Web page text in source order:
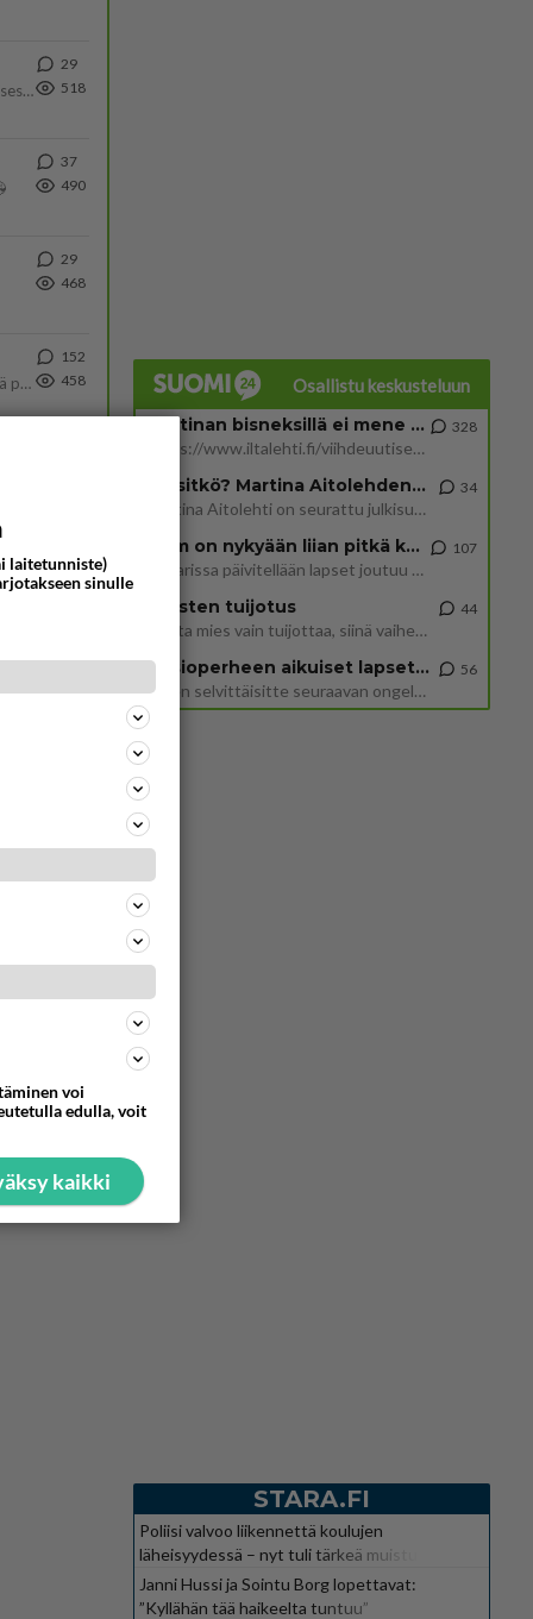
Yhtä paljon, kuin minä sinusta? Haaveissa ollaan kahdestaan, rauhassa ja lähennytään fyysisesti ja tutustutaan syvemmin
29
518
37
490
29
468
Tulevat tänne palstalle haukkumaan miehiä ja naljailemaan miehelle, kehuvat olevansa heitä parempia. Itse asuvat MIEHE
152
458
Osallistu keskusteluun
Martinan bisneksillä ei mene hyvin
https://www.iltalehti.fi/viihdeuutiset/a/c46da6ab-340f-4790-aaa7-0865eed2336 Yrityksen konkurssihakemus on tullut kärä
328
Tiesitkö? Martina Aitolehden isäpuoli on tämä suosittu laulaja
Martina Aitolehti on seurattu julkisuuden henkilö. Lähipiiriin mahtuu muitakin tunnettuja henkilöitä. Tiesitkö, että Ma
34
2 km on nykyään liian pitkä koulumatka
Hesarissa päivitellään lapset joutuu nyt kulkemaan 2 km kouluun jösses. Ruostefillarilla tuo matka menee vaikka miten äk
107
Miesten tuijotus
Mutta mies vain tuijottaa, siinä vaiheessa käännän itse pään pois. Mikä juttu? Yleensä jos joku tuijottaa tai katsoo, hä
44
Uusioperheen aikuiset lapset tyhjentää jääkaapin käydessään
Miten selvittäisitte seuraavan ongelman, meillä on uusioperhe, minulla teini-ikäiset lapset ja puolisolla aikuiset, jotk
56
STARA.FI
Poliisi valvoo liikennettä koulujen
läheisyydessä – nyt tuli tärkeä muistutus
Janni Hussi ja Sointu Borg lopettavat:
”Kyllähän tää haikeelta tuntuu”
laitetunniste)
sinulle
voi
edulla, voit
kaikki